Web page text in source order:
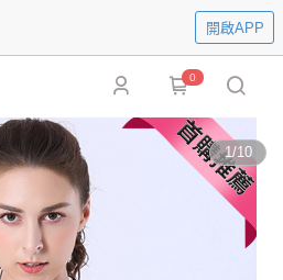
開啟APP
0
1/10